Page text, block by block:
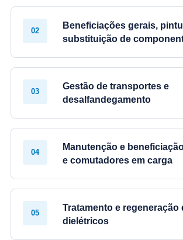
02
Beneficiações gerais,
substituição de
03
Gestão de transportes e
desalfandegamento
04
Manutenção e
e comutadores em carga
05
Tratamento e regeneração
dielétricos